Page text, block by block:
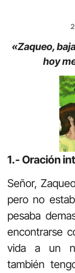
«Zaqueo,
hoy
1.- Oración
Señor,
pero no
pesaba
encontrarse
vida a un
también